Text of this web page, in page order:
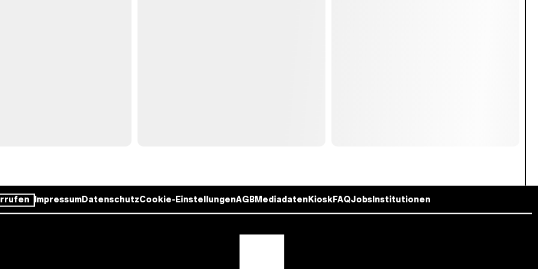
ImpressumDatenschutzCookie-EinstellungenAGBMediadatenKioskFAQJobsInstitutionen